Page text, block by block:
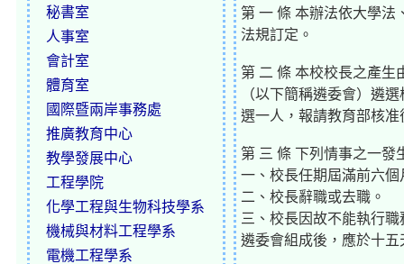
秘書室
人事室
會計室
體育室
國際暨兩岸事務處
推廣教育中心
教學發展中心
工程學院
化學工程與生物科技學系
機械與材料工程學系
電機工程學系
第 一 條 本辦法依大學法
法規訂定。
第 二 條 本校校長之產生
（以下簡稱遴委會）遴
選一人，報請教育部核
第 三 條 下列情事之一發
一、校長任期屆滿前六
二、校長辭職或去職。
三、校長因故不能執行
遴委會組成後，應於十